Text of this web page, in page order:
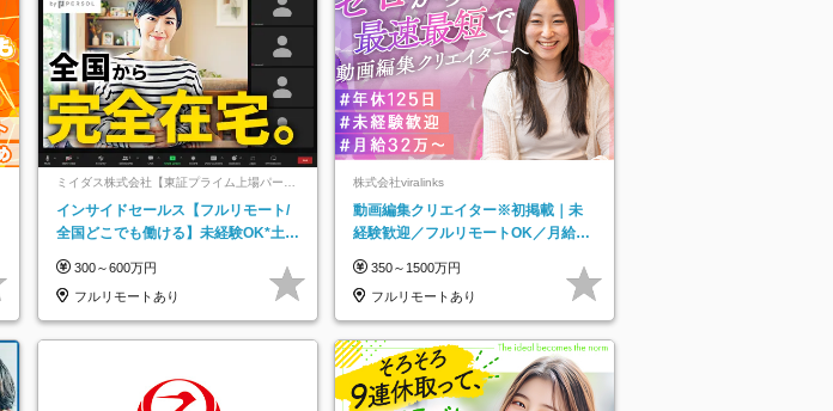
ミイダス株式会社【東証プライム上場パーソ
インサイドセールス【フルリモート/
全国どこでも働ける】未経験OK*土日
300～600万円
フルリモートあり
株式会社viralinks
動画編集クリエイター※初掲載｜未
経験歓迎／フルリモートOK／月給32
350～1500万円
フルリモートあり